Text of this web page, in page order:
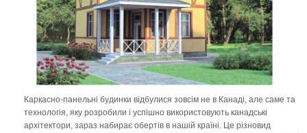
Каркасно-панельні будинки відбулися зовсім не в Канаді, але саме та
технологія, яку розробили і успішно використовують канадські
архітектори, зараз набирає обертів в нашій країні. Це різновид